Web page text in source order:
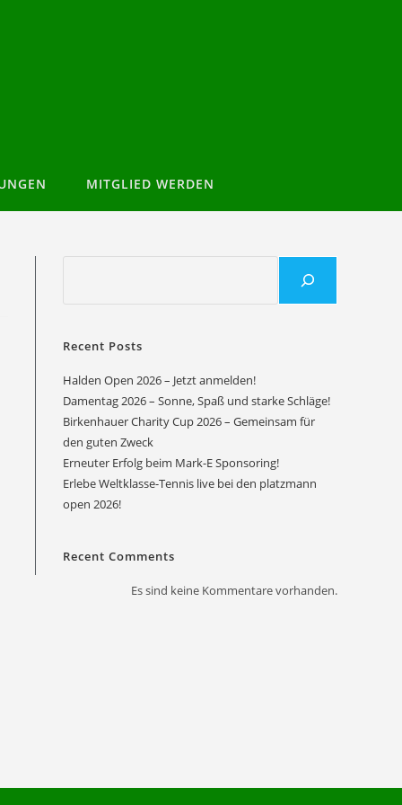
MITGLIED WERDEN
Office 365
Recent Posts
Halden Open 2026 – Jetzt anmelden!
Damentag 2026 – Sonne, Spaß und starke Schläge!
Birkenhauer Charity Cup 2026 – Gemeinsam für
den guten Zweck
Erneuter Erfolg beim Mark-E Sponsoring!
Erlebe Weltklasse-Tennis live bei den platzmann
open 2026!
Recent Comments
Es sind keine Kommentare vorhanden.